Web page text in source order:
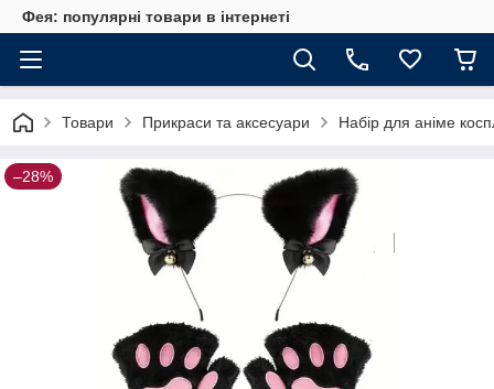
Фея: популярні товари в інтернеті
Товари Прикраси та аксесуари Набір для аніме
–28%